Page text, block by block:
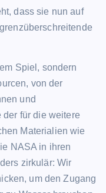
dass sie nun auf
Spiel, sondern
von der
und
der für die weitere
Materialien wie
NASA in ihren
zirkulär: Wir
um den Zugang